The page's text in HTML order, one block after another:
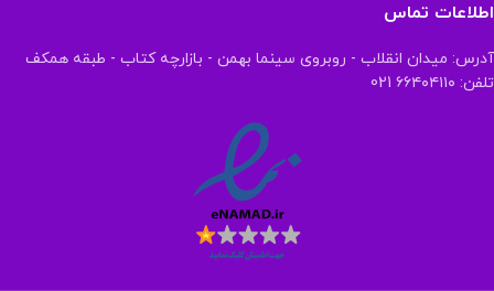
اطلاعات تماس
آدرس: میدان انقلاب - روبروی سینما بهمن - بازارچه کتاب - طبقه همکف
تلفن: ۶۶۴۰۴۱۱۰ 021